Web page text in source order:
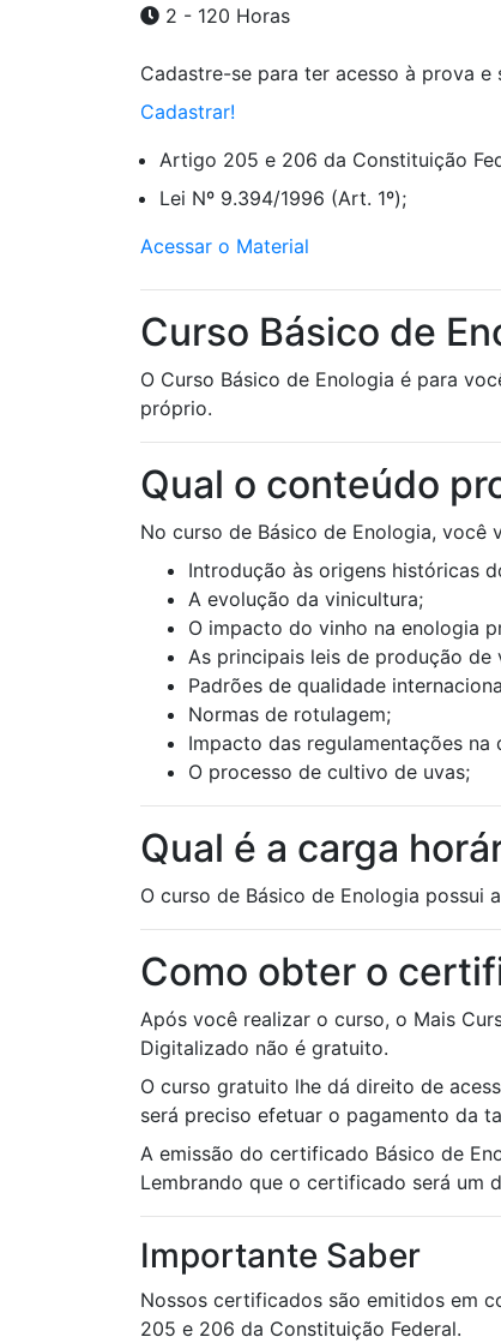
2 - 120 Horas
Cadastre-se para ter acesso à prova
Cadastrar!
Artigo 205 e 206 da Constituição
Lei Nº 9.394/1996 (Art. 1º);
Acessar o Material
Curso Básico de
O Curso Básico de Enologia é para
próprio.
Qual o conteúdo
No curso de Básico de Enologia, você
Introdução às origens históricas
A evolução da vinicultura;
O impacto do vinho na enologia
As principais leis de produção de
Padrões de qualidade
Normas de rotulagem;
Impacto das regulamentações na
O processo de cultivo de uvas;
Qual é a carga
O curso de Básico de Enologia possui
Como obter o
Após você realizar o curso, o Mais
Digitalizado não é gratuito.
O curso gratuito lhe dá direito de
será preciso efetuar o pagamento da
A emissão do certificado Básico de
Lembrando que o certificado será um
Importante Saber
Nossos certificados são emitidos em
205 e 206 da Constituição Federal.